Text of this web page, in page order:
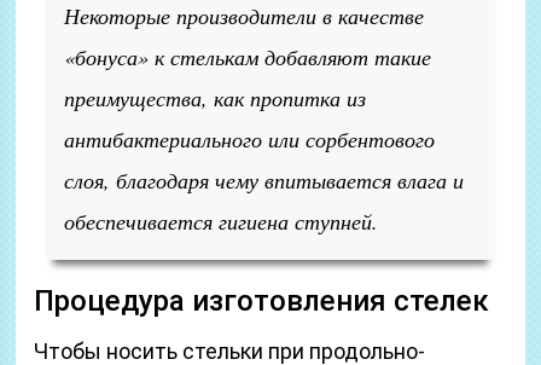
Некоторые производители в качестве
«бонуса» к стелькам добавляют такие
преимущества, как пропитка из
антибактериального или сорбентового
слоя, благодаря чему впитывается влага и
обеспечивается гигиена ступней.
Процедура изготовления стелек
Чтобы носить стельки при продольно-